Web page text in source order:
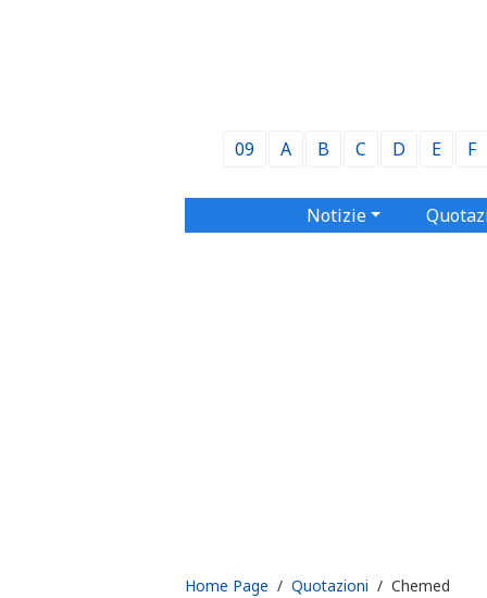
09 A B C D E F
Notizie
Home Page / Quotazioni / Chemed